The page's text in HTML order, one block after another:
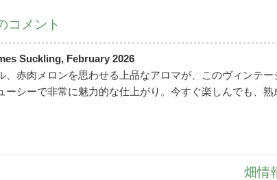
コメント
Suckling, February 2026
、赤肉メロンを思わせる上品なアロマが、このヴィンテ
シーで非常に魅力的な仕上がり。今すぐ楽しんでも、熟
畑情